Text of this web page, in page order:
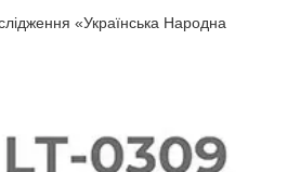
«Українська Народна